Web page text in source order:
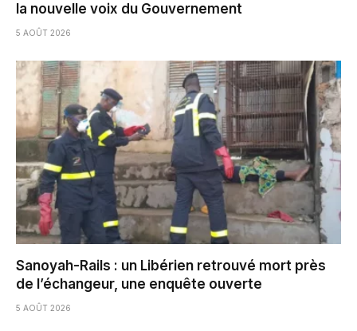
la nouvelle voix du Gouvernement
5 AOÛT 2026
Sanoyah-Rails : un Libérien retrouvé mort près
de l’échangeur, une enquête ouverte
5 AOÛT 2026